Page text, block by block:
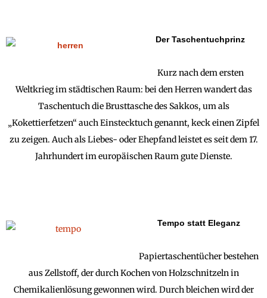
Der Taschentuchprinz
Kurz nach dem ersten
Weltkrieg im städtischen Raum: bei den Herren wandert das
Taschentuch die Brusttasche des Sakkos, um als
„Kokettierfetzen“ auch Einstecktuch genannt, keck einen Zipfel
zu zeigen. Auch als Liebes- oder Ehepfand leistet es seit dem 17.
Jahrhundert im europäischen Raum gute Dienste.
Tempo statt Eleganz
Papiertaschentücher bestehen
aus Zellstoff, der durch Kochen von Holzschnitzeln in
Chemikalienlösung gewonnen wird. Durch bleichen wird der